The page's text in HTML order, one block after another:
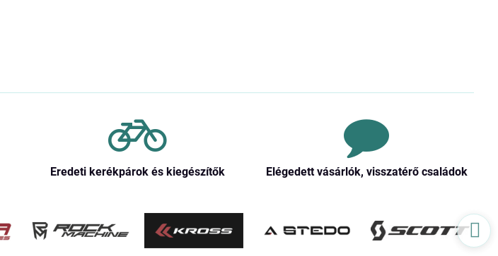
Eredeti kerékpárok és kiegészítők Elégedett vásárlók, visszatérő családok